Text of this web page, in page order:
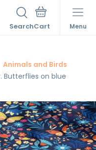
Search Menu
Animals and Birds
on blue